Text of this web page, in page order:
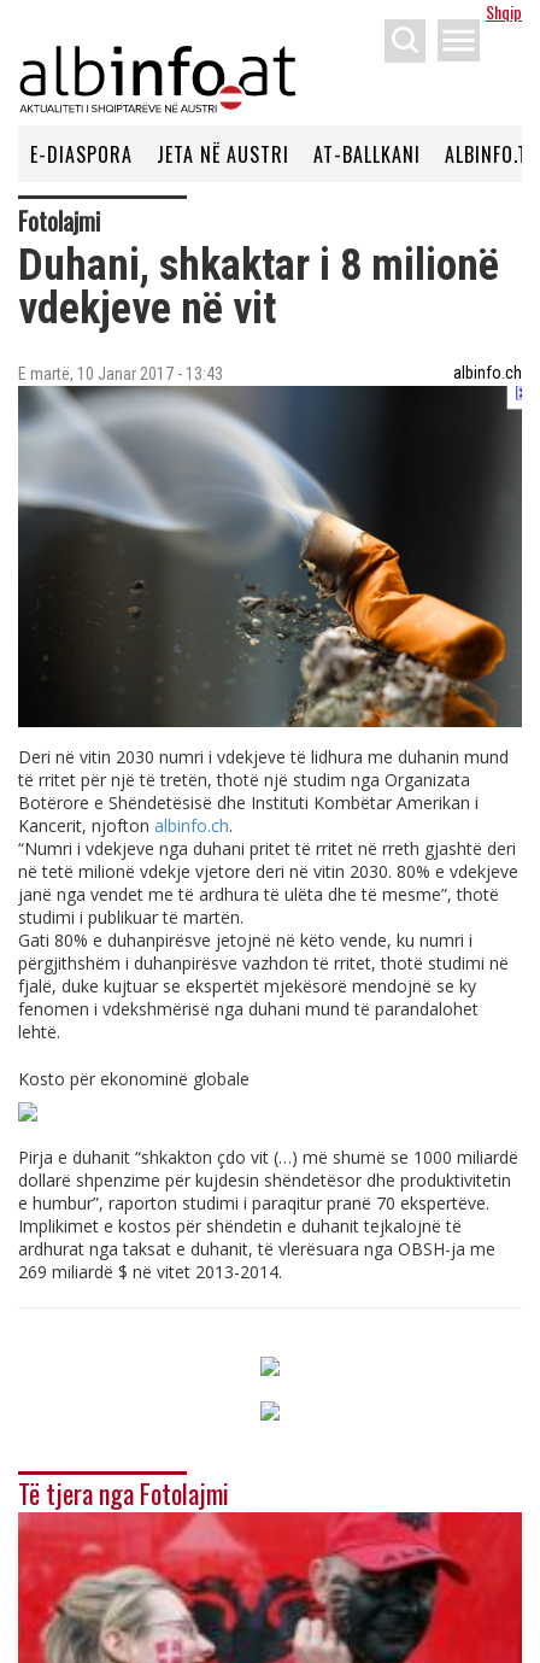
Shqip
menu
E-DIASPORA JETA NË AUSTRI AT-BALLKANI ALBINFO.TV
Fotolajmi
Duhani, shkaktar i 8 milionë
vdekjeve në vit
E martë, 10 Janar 2017 - 13:43 albinfo.ch
Deri në vitin 2030 numri i vdekjeve të lidhura me duhanin mund
të rritet për një të tretën, thotë një studim nga Organizata
Botërore e Shëndetësisë dhe Instituti Kombëtar Amerikan i
Kancerit, njofton albinfo.ch.
“Numri i vdekjeve nga duhani pritet të rritet në rreth gjashtë deri
në tetë milionë vdekje vjetore deri në vitin 2030. 80% e vdekjeve
janë nga vendet me të ardhura të ulëta dhe të mesme”, thotë
studimi i publikuar të martën.
Gati 80% e duhanpirësve jetojnë në këto vende, ku numri i
përgjithshëm i duhanpirësve vazhdon të rritet, thotë studimi në
fjalë, duke kujtuar se ekspertët mjekësorë mendojnë se ky
fenomen i vdekshmërisë nga duhani mund të parandalohet
lehtë.
Kosto për ekonominë globale
Pirja e duhanit “shkakton çdo vit (…) më shumë se 1000 miliardë
dollarë shpenzime për kujdesin shëndetësor dhe produktivitetin
e humbur”, raporton studimi i paraqitur pranë 70 ekspertëve.
Implikimet e kostos për shëndetin e duhanit tejkalojnë të
ardhurat nga taksat e duhanit, të vlerësuara nga OBSH-ja me
269 miliardë $ në vitet 2013-2014.
Të tjera nga Fotolajmi